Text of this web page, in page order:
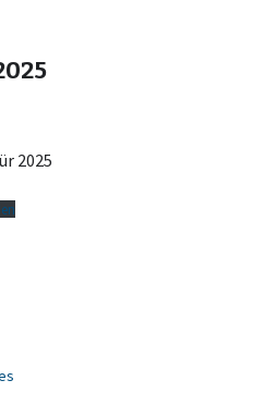
2025